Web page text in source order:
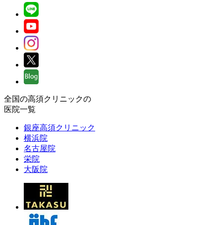
全国の高須クリニックの
医院一覧
銀座高須クリニック
横浜院
名古屋院
栄院
大阪院